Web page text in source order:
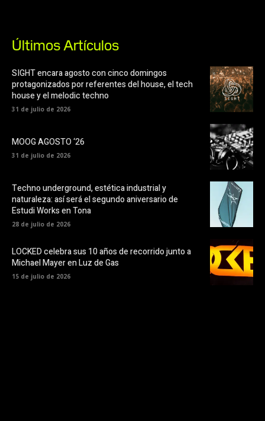
Últimos Artículos
SIGHT encara agosto con cinco domingos
protagonizados por referentes del house, el tech
house y el melodic techno
31 de julio de 2026
MOOG AGOSTO ‘26
31 de julio de 2026
Techno underground, estética industrial y
naturaleza: así será el segundo aniversario de
Estudi Works en Tona
28 de julio de 2026
LOCKED celebra sus 10 años de recorrido junto a
Michael Mayer en Luz de Gas
15 de julio de 2026